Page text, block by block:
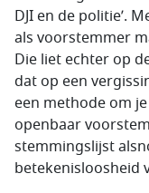
DJI en de politie’.
als voorstemmer
Die liet echter op
dat op een
een methode om
openbaar
stemmingslijst
betekenisloosheid